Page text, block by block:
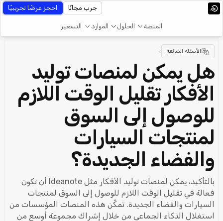
المنصة الحلول الموارد التسعير
جرب مجانًا احجز عرضًا تجريبيًا
الأسئلة الشائعة >
هل يمكن لمنصات توليد
الأفكار تقليل الوقت اللازم
للوصول إلى السوق
لمنتجات السيارات
والفضاء الجديدة؟
بالتأكيد، يمكن لمنصات توليد الأفكار مثل Ideanote أن تكون
فعالة في تقليل الوقت اللازم للوصول إلى السوق لمنتجات
السيارات والفضاء الجديدة. تمكّن هذه المنصات المؤسسات من
استغلال الذكاء الجماعي من خلال إشراك مجموعة أوسع من